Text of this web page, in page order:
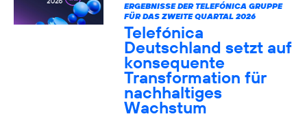
ERGEBNISSE DER TELEFÓNICA GRUPPE
FÜR DAS ZWEITE QUARTAL 2026
Telefónica
Deutschland setzt auf
konsequente
Transformation für
nachhaltiges
Wachstum